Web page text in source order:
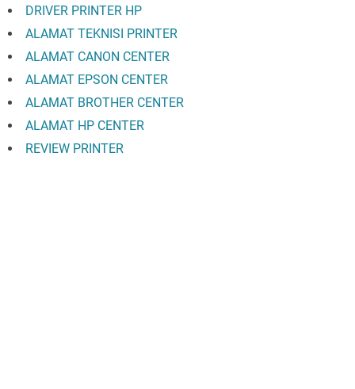
DRIVER PRINTER HP
ALAMAT TEKNISI PRINTER
ALAMAT CANON CENTER
ALAMAT EPSON CENTER
ALAMAT BROTHER CENTER
ALAMAT HP CENTER
REVIEW PRINTER